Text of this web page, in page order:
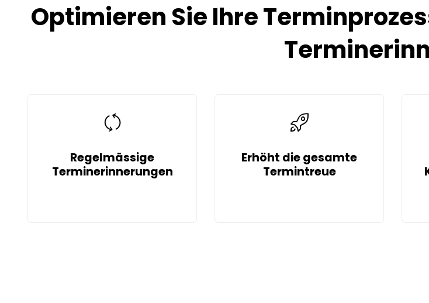
Optimieren Sie Ihre
Regelmässige
Terminerinnerungen
Erhöht die gesamte
Termintreue